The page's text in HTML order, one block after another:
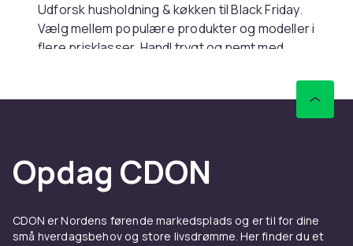
Udforsk husholdning & køkken til Black Friday.
Vælg mellem populære produkter og modeller i
flere prisklasser. Handl trygt og nemt med
Opdag CDON
CDON er Nordens førende markedsplads og er til for dine
små hverdagsbehov og store livsdrømme. Her finder du et